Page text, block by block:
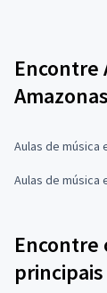
Encontre
Amazonas
Aulas de música
Aulas de música
Encontre